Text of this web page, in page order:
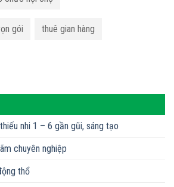
gói thuê gian hàng
nhi 1 – 6 gần gũi, sáng tạo
chuyên nghiệp
thổ